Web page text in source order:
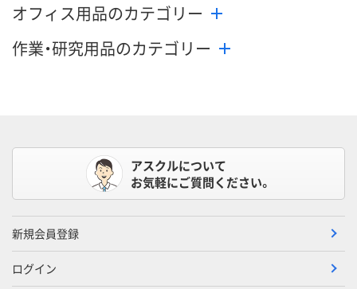
オフィス用品のカテゴリー
作業・研究用品のカテゴリー
アスクルについて
お気軽にご質問ください。
新規会員登録
ログイン